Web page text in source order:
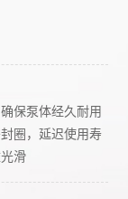
保泵体经久耐用
圈，延迟使用寿
滑